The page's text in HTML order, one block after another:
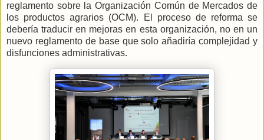
reglamento sobre la Organización Común de Mercados de
los productos agrarios (OCM). El proceso de reforma se
debería traducir en mejoras en esta organización, no en un
nuevo reglamento de base que solo añadiría complejidad y
disfunciones administrativas.